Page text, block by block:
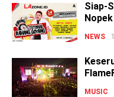
Siap-
NEWS
MUSIC